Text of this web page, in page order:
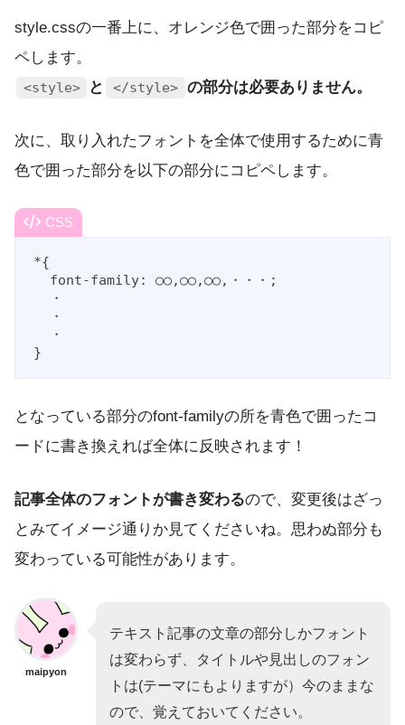
style.cssの一番上に、オレンジ色で囲った部分をコピ
ペします。
<style> と </style> の部分は必要ありません。
次に、取り入れたフォントを全体で使用するために青
色で囲った部分を以下の部分にコピペします。
CSS
*{
font-family: ○○,○○,○○,・・・;
}
となっている部分のfont-familyの所を青色で囲ったコ
ードに書き換えれば全体に反映されます！
記事全体のフォントが書き変わるので、変更後はざっ
とみてイメージ通りか見てくださいね。思わぬ部分も
変わっている可能性があります。
maipyon
テキスト記事の文章の部分しかフォント
は変わらず、タイトルや見出しのフォン
トは(テーマにもよりますが）今のままな
ので、覚えておいてください。